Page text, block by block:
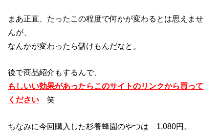
まあ正直、たったこの程度で何かが変わるとは思えませ
んが、
なんかが変わったら儲けもんだなと。
後で商品紹介もするんで、
もしいい効果があったらこのサイトのリンクから買って
ください 笑
ちなみに今回購入した杉養蜂園のやつは 1,080円。